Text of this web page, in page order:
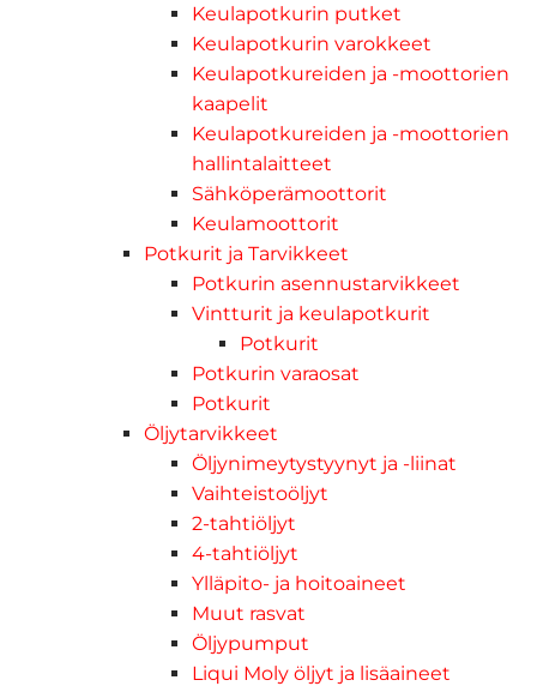
Keulapotkurin putket
Keulapotkurin varokkeet
Keulapotkureiden ja -moottorien
kaapelit
Keulapotkureiden ja -moottorien
hallintalaitteet
Sähköperämoottorit
Keulamoottorit
Potkurit ja Tarvikkeet
Potkurin asennustarvikkeet
Vintturit ja keulapotkurit
Potkurit
Potkurin varaosat
Potkurit
Öljytarvikkeet
Öljynimeytystyynyt ja -liinat
Vaihteistoöljyt
2-tahtiöljyt
4-tahtiöljyt
Ylläpito- ja hoitoaineet
Muut rasvat
Öljypumput
Liqui Moly öljyt ja lisäaineet